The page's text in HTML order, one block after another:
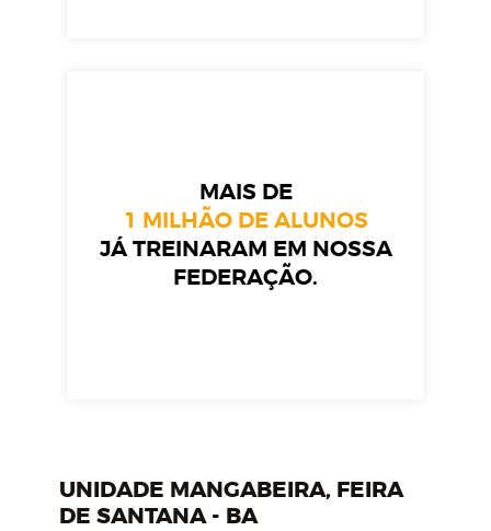
MAIS DE
1 MILHÃO DE ALUNOS
JÁ TREINARAM EM NOSSA
FEDERAÇÃO.
UNIDADE MANGABEIRA, FEIRA
DE SANTANA - BA